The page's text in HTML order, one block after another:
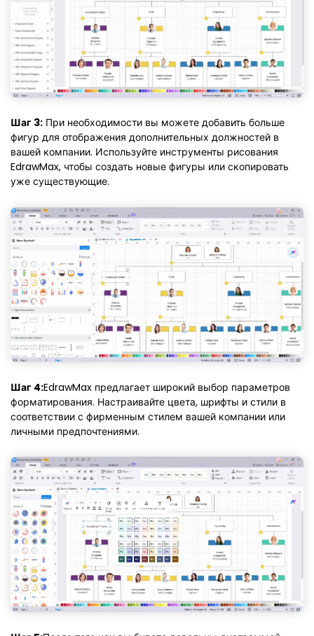
Шаг 3: При необходимости вы можете добавить больше
фигур для отображения дополнительных должностей в
вашей компании. Используйте инструменты рисования
EdrawMax, чтобы создать новые фигуры или скопировать
уже существующие.
Шаг 4:EdrawMax предлагает широкий выбор параметров
форматирования. Настраивайте цвета, шрифты и стили в
соответствии с фирменным стилем вашей компании или
личными предпочтениями.